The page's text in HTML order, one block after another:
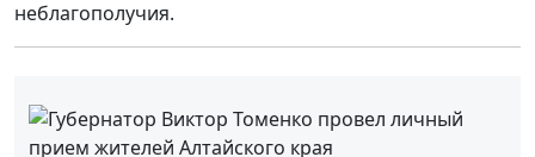
неблагополучия.